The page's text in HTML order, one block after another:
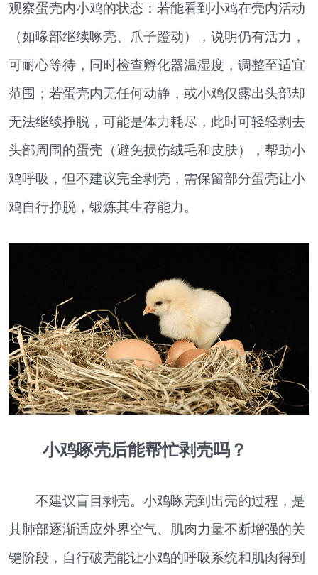
观察蛋壳内小鸡的状态：若能看到小鸡在壳内活动
（如喙部继续啄壳、爪子蹬动），说明仍有活力，
可耐心等待，同时检查孵化器温湿度，调整至适宜
范围；若蛋壳内无任何动静，或小鸡仅露出头部却
无法继续挣脱，可能是体力耗尽，此时可轻轻剥去
头部周围的蛋壳（避免损伤绒毛和皮肤），帮助小
鸡呼吸，但不建议完全剥壳，需保留部分蛋壳让小
鸡自行挣脱，锻炼其生存能力。
小鸡啄壳后能帮忙剥壳吗？
不建议盲目剥壳。小鸡啄壳到出壳的过程，是
其肺部逐渐适应外界空气、肌肉力量不断增强的关
键阶段，自行破壳能让小鸡的呼吸系统和肌肉得到